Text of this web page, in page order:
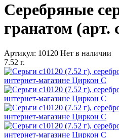
Серебряные
гранатом (арт.
Артикул: 10120 Нет в наличии
7.52 г.